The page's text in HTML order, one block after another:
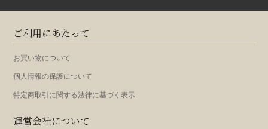
ご利用にあたって
お買い物について
個人情報の保護について
特定商取引に関する法律に基づく表示
運営会社について